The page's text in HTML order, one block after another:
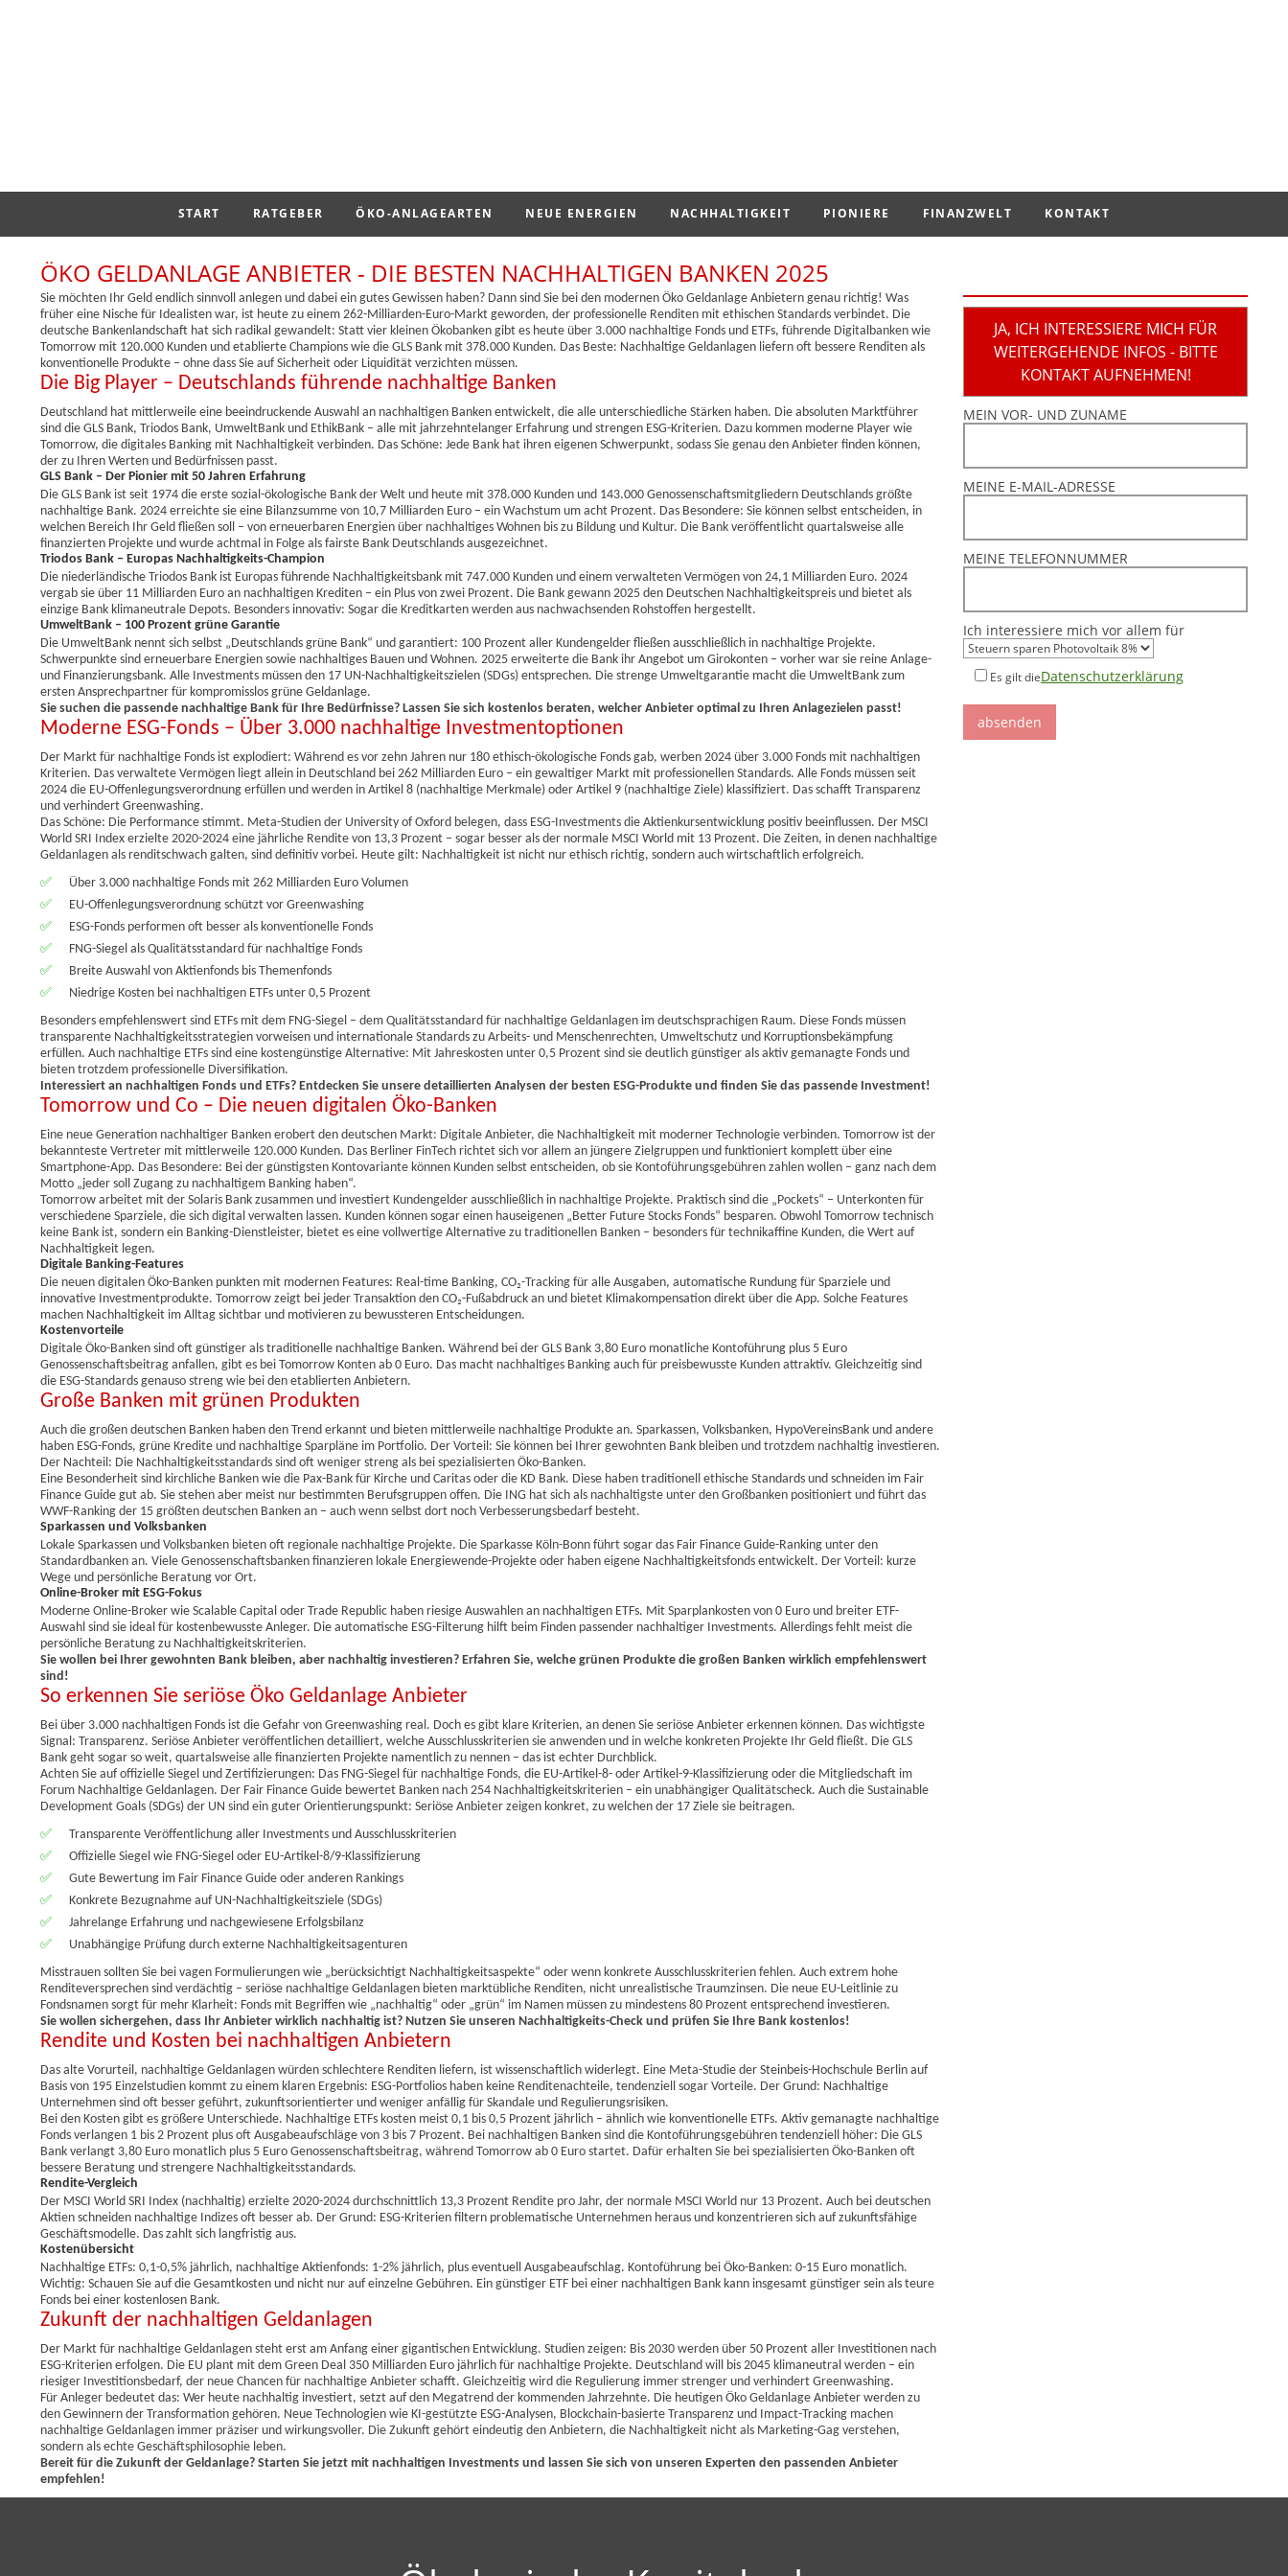
START RATGEBER ÖKO-ANLAGEARTEN NEUE ENERGIEN NACHHALTIGKEIT PIONIERE FINANZWELT KONTAKT
ÖKO GELDANLAGE ANBIETER - DIE BESTEN NACHHALTIGEN BANKEN 2025
Sie möchten Ihr Geld endlich sinnvoll anlegen und dabei ein gutes Gewissen haben? Dann sind Sie bei den modernen Öko Geldanlage Anbietern genau richtig! Was
früher eine Nische für Idealisten war, ist heute zu einem 262-Milliarden-Euro-Markt geworden, der professionelle Renditen mit ethischen Standards verbindet. Die
deutsche Bankenlandschaft hat sich radikal gewandelt: Statt vier kleinen Ökobanken gibt es heute über 3.000 nachhaltige Fonds und ETFs, führende Digitalbanken wie
Tomorrow mit 120.000 Kunden und etablierte Champions wie die GLS Bank mit 378.000 Kunden. Das Beste: Nachhaltige Geldanlagen liefern oft bessere Renditen als
konventionelle Produkte – ohne dass Sie auf Sicherheit oder Liquidität verzichten müssen.
Die Big Player – Deutschlands führende nachhaltige Banken
Deutschland hat mittlerweile eine beeindruckende Auswahl an nachhaltigen Banken entwickelt, die alle unterschiedliche Stärken haben. Die absoluten Marktführer
sind die GLS Bank, Triodos Bank, UmweltBank und EthikBank – alle mit jahrzehntelanger Erfahrung und strengen ESG-Kriterien. Dazu kommen moderne Player wie
Tomorrow, die digitales Banking mit Nachhaltigkeit verbinden. Das Schöne: Jede Bank hat ihren eigenen Schwerpunkt, sodass Sie genau den Anbieter finden können,
der zu Ihren Werten und Bedürfnissen passt.
GLS Bank – Der Pionier mit 50 Jahren Erfahrung
Die GLS Bank ist seit 1974 die erste sozial-ökologische Bank der Welt und heute mit 378.000 Kunden und 143.000 Genossenschaftsmitgliedern Deutschlands größte
nachhaltige Bank. 2024 erreichte sie eine Bilanzsumme von 10,7 Milliarden Euro – ein Wachstum um acht Prozent. Das Besondere: Sie können selbst entscheiden, in
welchen Bereich Ihr Geld fließen soll – von erneuerbaren Energien über nachhaltiges Wohnen bis zu Bildung und Kultur. Die Bank veröffentlicht quartalsweise alle
finanzierten Projekte und wurde achtmal in Folge als fairste Bank Deutschlands ausgezeichnet.
Triodos Bank – Europas Nachhaltigkeits-Champion
Die niederländische Triodos Bank ist Europas führende Nachhaltigkeitsbank mit 747.000 Kunden und einem verwalteten Vermögen von 24,1 Milliarden Euro. 2024
vergab sie über 11 Milliarden Euro an nachhaltigen Krediten – ein Plus von zwei Prozent. Die Bank gewann 2025 den Deutschen Nachhaltigkeitspreis und bietet als
einzige Bank klimaneutrale Depots. Besonders innovativ: Sogar die Kreditkarten werden aus nachwachsenden Rohstoffen hergestellt.
UmweltBank – 100 Prozent grüne Garantie
Die UmweltBank nennt sich selbst „Deutschlands grüne Bank“ und garantiert: 100 Prozent aller Kundengelder fließen ausschließlich in nachhaltige Projekte.
Schwerpunkte sind erneuerbare Energien sowie nachhaltiges Bauen und Wohnen. 2025 erweiterte die Bank ihr Angebot um Girokonten – vorher war sie reine Anlage-
und Finanzierungsbank. Alle Investments müssen den 17 UN-Nachhaltigkeitszielen (SDGs) entsprechen. Die strenge Umweltgarantie macht die UmweltBank zum
ersten Ansprechpartner für kompromisslos grüne Geldanlage.
Sie suchen die passende nachhaltige Bank für Ihre Bedürfnisse? Lassen Sie sich kostenlos beraten, welcher Anbieter optimal zu Ihren Anlagezielen passt!
Moderne ESG-Fonds – Über 3.000 nachhaltige Investmentoptionen
Der Markt für nachhaltige Fonds ist explodiert: Während es vor zehn Jahren nur 180 ethisch-ökologische Fonds gab, werben 2024 über 3.000 Fonds mit nachhaltigen
Kriterien. Das verwaltete Vermögen liegt allein in Deutschland bei 262 Milliarden Euro – ein gewaltiger Markt mit professionellen Standards. Alle Fonds müssen seit
2024 die EU-Offenlegungsverordnung erfüllen und werden in Artikel 8 (nachhaltige Merkmale) oder Artikel 9 (nachhaltige Ziele) klassifiziert. Das schafft Transparenz
und verhindert Greenwashing.
Das Schöne: Die Performance stimmt. Meta-Studien der University of Oxford belegen, dass ESG-Investments die Aktienkursentwicklung positiv beeinflussen. Der MSCI
World SRI Index erzielte 2020-2024 eine jährliche Rendite von 13,3 Prozent – sogar besser als der normale MSCI World mit 13 Prozent. Die Zeiten, in denen nachhaltige
Geldanlagen als renditschwach galten, sind definitiv vorbei. Heute gilt: Nachhaltigkeit ist nicht nur ethisch richtig, sondern auch wirtschaftlich erfolgreich.
✅
Über 3.000 nachhaltige Fonds mit 262 Milliarden Euro Volumen
✅
EU-Offenlegungsverordnung schützt vor Greenwashing
✅
ESG-Fonds performen oft besser als konventionelle Fonds
✅
FNG-Siegel als Qualitätsstandard für nachhaltige Fonds
✅
Breite Auswahl von Aktienfonds bis Themenfonds
✅
Niedrige Kosten bei nachhaltigen ETFs unter 0,5 Prozent
Besonders empfehlenswert sind ETFs mit dem FNG-Siegel – dem Qualitätsstandard für nachhaltige Geldanlagen im deutschsprachigen Raum. Diese Fonds müssen
transparente Nachhaltigkeitsstrategien vorweisen und internationale Standards zu Arbeits- und Menschenrechten, Umweltschutz und Korruptionsbekämpfung
erfüllen. Auch nachhaltige ETFs sind eine kostengünstige Alternative: Mit Jahreskosten unter 0,5 Prozent sind sie deutlich günstiger als aktiv gemanagte Fonds und
bieten trotzdem professionelle Diversifikation.
Interessiert an nachhaltigen Fonds und ETFs? Entdecken Sie unsere detaillierten Analysen der besten ESG-Produkte und finden Sie das passende Investment!
Tomorrow und Co – Die neuen digitalen Öko-Banken
Eine neue Generation nachhaltiger Banken erobert den deutschen Markt: Digitale Anbieter, die Nachhaltigkeit mit moderner Technologie verbinden. Tomorrow ist der
bekannteste Vertreter mit mittlerweile 120.000 Kunden. Das Berliner FinTech richtet sich vor allem an jüngere Zielgruppen und funktioniert komplett über eine
Smartphone-App. Das Besondere: Bei der günstigsten Kontovariante können Kunden selbst entscheiden, ob sie Kontoführungsgebühren zahlen wollen – ganz nach dem
Motto „jeder soll Zugang zu nachhaltigem Banking haben“.
Tomorrow arbeitet mit der Solaris Bank zusammen und investiert Kundengelder ausschließlich in nachhaltige Projekte. Praktisch sind die „Pockets“ – Unterkonten für
verschiedene Sparziele, die sich digital verwalten lassen. Kunden können sogar einen hauseigenen „Better Future Stocks Fonds“ besparen. Obwohl Tomorrow technisch
keine Bank ist, sondern ein Banking-Dienstleister, bietet es eine vollwertige Alternative zu traditionellen Banken – besonders für technikaffine Kunden, die Wert auf
Nachhaltigkeit legen.
Digitale Banking-Features
Die neuen digitalen Öko-Banken punkten mit modernen Features: Real-time Banking, CO₂-Tracking für alle Ausgaben, automatische Rundung für Sparziele und
innovative Investmentprodukte. Tomorrow zeigt bei jeder Transaktion den CO₂-Fußabdruck an und bietet Klimakompensation direkt über die App. Solche Features
machen Nachhaltigkeit im Alltag sichtbar und motivieren zu bewussteren Entscheidungen.
Kostenvorteile
Digitale Öko-Banken sind oft günstiger als traditionelle nachhaltige Banken. Während bei der GLS Bank 3,80 Euro monatliche Kontoführung plus 5 Euro
Genossenschaftsbeitrag anfallen, gibt es bei Tomorrow Konten ab 0 Euro. Das macht nachhaltiges Banking auch für preisbewusste Kunden attraktiv. Gleichzeitig sind
die ESG-Standards genauso streng wie bei den etablierten Anbietern.
Große Banken mit grünen Produkten
Auch die großen deutschen Banken haben den Trend erkannt und bieten mittlerweile nachhaltige Produkte an. Sparkassen, Volksbanken, HypoVereinsBank und andere
haben ESG-Fonds, grüne Kredite und nachhaltige Sparpläne im Portfolio. Der Vorteil: Sie können bei Ihrer gewohnten Bank bleiben und trotzdem nachhaltig investieren.
Der Nachteil: Die Nachhaltigkeitsstandards sind oft weniger streng als bei spezialisierten Öko-Banken.
Eine Besonderheit sind kirchliche Banken wie die Pax-Bank für Kirche und Caritas oder die KD Bank. Diese haben traditionell ethische Standards und schneiden im Fair
Finance Guide gut ab. Sie stehen aber meist nur bestimmten Berufsgruppen offen. Die ING hat sich als nachhaltigste unter den Großbanken positioniert und führt das
WWF-Ranking der 15 größten deutschen Banken an – auch wenn selbst dort noch Verbesserungsbedarf besteht.
Sparkassen und Volksbanken
Lokale Sparkassen und Volksbanken bieten oft regionale nachhaltige Projekte. Die Sparkasse Köln-Bonn führt sogar das Fair Finance Guide-Ranking unter den
Standardbanken an. Viele Genossenschaftsbanken finanzieren lokale Energiewende-Projekte oder haben eigene Nachhaltigkeitsfonds entwickelt. Der Vorteil: kurze
Wege und persönliche Beratung vor Ort.
Online-Broker mit ESG-Fokus
Moderne Online-Broker wie Scalable Capital oder Trade Republic haben riesige Auswahlen an nachhaltigen ETFs. Mit Sparplankosten von 0 Euro und breiter ETF-
Auswahl sind sie ideal für kostenbewusste Anleger. Die automatische ESG-Filterung hilft beim Finden passender nachhaltiger Investments. Allerdings fehlt meist die
persönliche Beratung zu Nachhaltigkeitskriterien.
Sie wollen bei Ihrer gewohnten Bank bleiben, aber nachhaltig investieren? Erfahren Sie, welche grünen Produkte die großen Banken wirklich empfehlenswert
sind!
So erkennen Sie seriöse Öko Geldanlage Anbieter
Bei über 3.000 nachhaltigen Fonds ist die Gefahr von Greenwashing real. Doch es gibt klare Kriterien, an denen Sie seriöse Anbieter erkennen können. Das wichtigste
Signal: Transparenz. Seriöse Anbieter veröffentlichen detailliert, welche Ausschlusskriterien sie anwenden und in welche konkreten Projekte Ihr Geld fließt. Die GLS
Bank geht sogar so weit, quartalsweise alle finanzierten Projekte namentlich zu nennen – das ist echter Durchblick.
Achten Sie auf offizielle Siegel und Zertifizierungen: Das FNG-Siegel für nachhaltige Fonds, die EU-Artikel-8- oder Artikel-9-Klassifizierung oder die Mitgliedschaft im
Forum Nachhaltige Geldanlagen. Der Fair Finance Guide bewertet Banken nach 254 Nachhaltigkeitskriterien – ein unabhängiger Qualitätscheck. Auch die Sustainable
Development Goals (SDGs) der UN sind ein guter Orientierungspunkt: Seriöse Anbieter zeigen konkret, zu welchen der 17 Ziele sie beitragen.
✅
Transparente Veröffentlichung aller Investments und Ausschlusskriterien
✅
Offizielle Siegel wie FNG-Siegel oder EU-Artikel-8/9-Klassifizierung
✅
Gute Bewertung im Fair Finance Guide oder anderen Rankings
✅
Konkrete Bezugnahme auf UN-Nachhaltigkeitsziele (SDGs)
✅
Jahrelange Erfahrung und nachgewiesene Erfolgsbilanz
✅
Unabhängige Prüfung durch externe Nachhaltigkeitsagenturen
Misstrauen sollten Sie bei vagen Formulierungen wie „berücksichtigt Nachhaltigkeitsaspekte“ oder wenn konkrete Ausschlusskriterien fehlen. Auch extrem hohe
Renditeversprechen sind verdächtig – seriöse nachhaltige Geldanlagen bieten marktübliche Renditen, nicht unrealistische Traumzinsen. Die neue EU-Leitlinie zu
Fondsnamen sorgt für mehr Klarheit: Fonds mit Begriffen wie „nachhaltig“ oder „grün“ im Namen müssen zu mindestens 80 Prozent entsprechend investieren.
Sie wollen sichergehen, dass Ihr Anbieter wirklich nachhaltig ist? Nutzen Sie unseren Nachhaltigkeits-Check und prüfen Sie Ihre Bank kostenlos!
Rendite und Kosten bei nachhaltigen Anbietern
Das alte Vorurteil, nachhaltige Geldanlagen würden schlechtere Renditen liefern, ist wissenschaftlich widerlegt. Eine Meta-Studie der Steinbeis-Hochschule Berlin auf
Basis von 195 Einzelstudien kommt zu einem klaren Ergebnis: ESG-Portfolios haben keine Renditenachteile, tendenziell sogar Vorteile. Der Grund: Nachhaltige
Unternehmen sind oft besser geführt, zukunftsorientierter und weniger anfällig für Skandale und Regulierungsrisiken.
Bei den Kosten gibt es größere Unterschiede. Nachhaltige ETFs kosten meist 0,1 bis 0,5 Prozent jährlich – ähnlich wie konventionelle ETFs. Aktiv gemanagte nachhaltige
Fonds verlangen 1 bis 2 Prozent plus oft Ausgabeaufschläge von 3 bis 7 Prozent. Bei nachhaltigen Banken sind die Kontoführungsgebühren tendenziell höher: Die GLS
Bank verlangt 3,80 Euro monatlich plus 5 Euro Genossenschaftsbeitrag, während Tomorrow ab 0 Euro startet. Dafür erhalten Sie bei spezialisierten Öko-Banken oft
bessere Beratung und strengere Nachhaltigkeitsstandards.
Rendite-Vergleich
Der MSCI World SRI Index (nachhaltig) erzielte 2020-2024 durchschnittlich 13,3 Prozent Rendite pro Jahr, der normale MSCI World nur 13 Prozent. Auch bei deutschen
Aktien schneiden nachhaltige Indizes oft besser ab. Der Grund: ESG-Kriterien filtern problematische Unternehmen heraus und konzentrieren sich auf zukunftsfähige
Geschäftsmodelle. Das zahlt sich langfristig aus.
Kostenübersicht
Nachhaltige ETFs: 0,1-0,5% jährlich, nachhaltige Aktienfonds: 1-2% jährlich, plus eventuell Ausgabeaufschlag. Kontoführung bei Öko-Banken: 0-15 Euro monatlich.
Wichtig: Schauen Sie auf die Gesamtkosten und nicht nur auf einzelne Gebühren. Ein günstiger ETF bei einer nachhaltigen Bank kann insgesamt günstiger sein als teure
Fonds bei einer kostenlosen Bank.
Zukunft der nachhaltigen Geldanlagen
Der Markt für nachhaltige Geldanlagen steht erst am Anfang einer gigantischen Entwicklung. Studien zeigen: Bis 2030 werden über 50 Prozent aller Investitionen nach
ESG-Kriterien erfolgen. Die EU plant mit dem Green Deal 350 Milliarden Euro jährlich für nachhaltige Projekte. Deutschland will bis 2045 klimaneutral werden – ein
riesiger Investitionsbedarf, der neue Chancen für nachhaltige Anbieter schafft. Gleichzeitig wird die Regulierung immer strenger und verhindert Greenwashing.
Für Anleger bedeutet das: Wer heute nachhaltig investiert, setzt auf den Megatrend der kommenden Jahrzehnte. Die heutigen Öko Geldanlage Anbieter werden zu
den Gewinnern der Transformation gehören. Neue Technologien wie KI-gestützte ESG-Analysen, Blockchain-basierte Transparenz und Impact-Tracking machen
nachhaltige Geldanlagen immer präziser und wirkungsvoller. Die Zukunft gehört eindeutig den Anbietern, die Nachhaltigkeit nicht als Marketing-Gag verstehen,
sondern als echte Geschäftsphilosophie leben.
Bereit für die Zukunft der Geldanlage? Starten Sie jetzt mit nachhaltigen Investments und lassen Sie sich von unseren Experten den passenden Anbieter
empfehlen!
JA, ICH INTERESSIERE MICH FÜR
WEITERGEHENDE INFOS - BITTE
KONTAKT AUFNEHMEN!
MEIN VOR- UND ZUNAME
MEINE E-MAIL-ADRESSE
MEINE TELEFONNUMMER
Ich interessiere mich vor allem für
Es gilt dieDatenschutzerklärung